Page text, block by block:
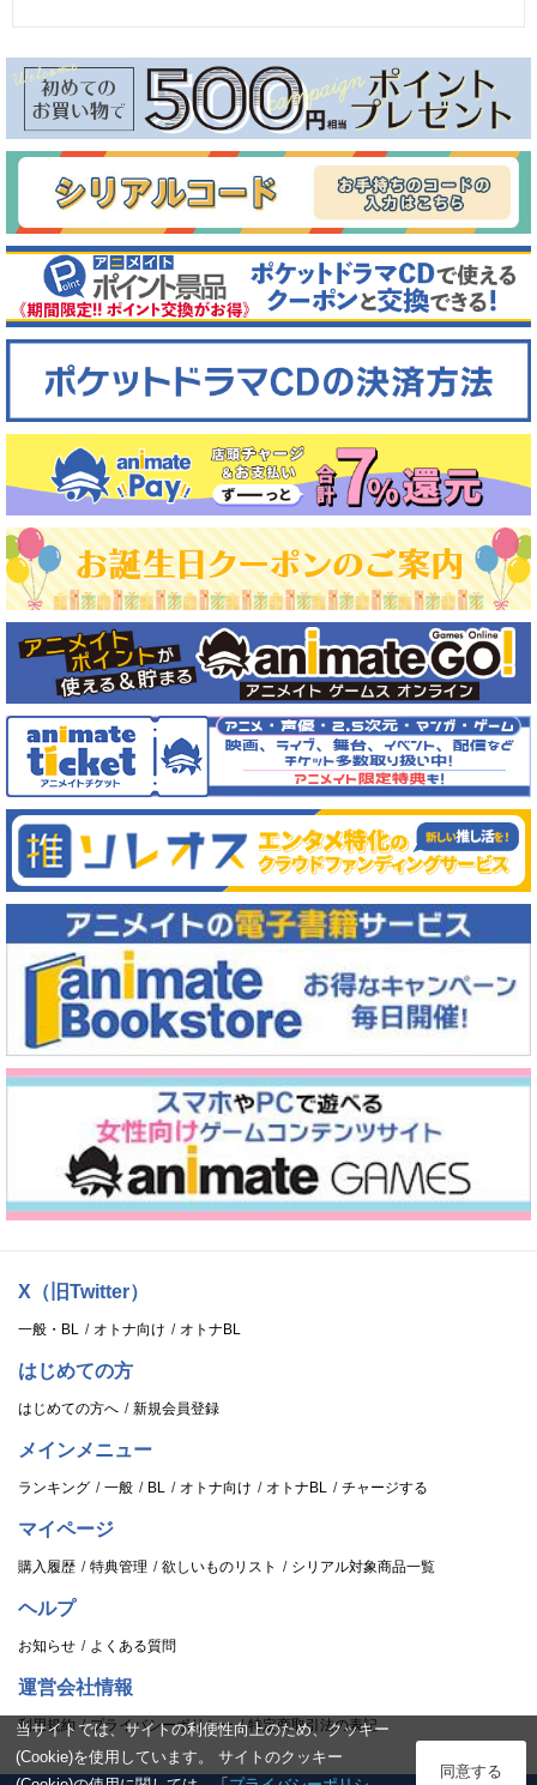
X（旧Twitter）
一般・BL オトナ向け オトナBL
はじめての方
はじめての方へ 新規会員登録
メインメニュー
ランキング 一般 BL オトナ向け オトナBL チャージする
マイページ
購入履歴 特典管理 欲しいものリスト シリアル対象商品一覧
ヘルプ
お知らせ よくある質問
運営会社情報
利用規約 プライバシーポリシー 特定商取引法の表記
当サイトでは、サイトの利便性向上のため、クッキー
(Cookie)を使用しています。 サイトのクッキー
同意する